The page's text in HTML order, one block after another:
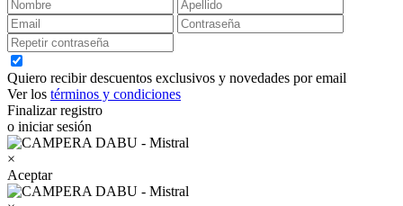
Quiero recibir descuentos exclusivos y novedades por email
Ver los términos y condiciones
Finalizar registro
o iniciar sesión
×
Aceptar